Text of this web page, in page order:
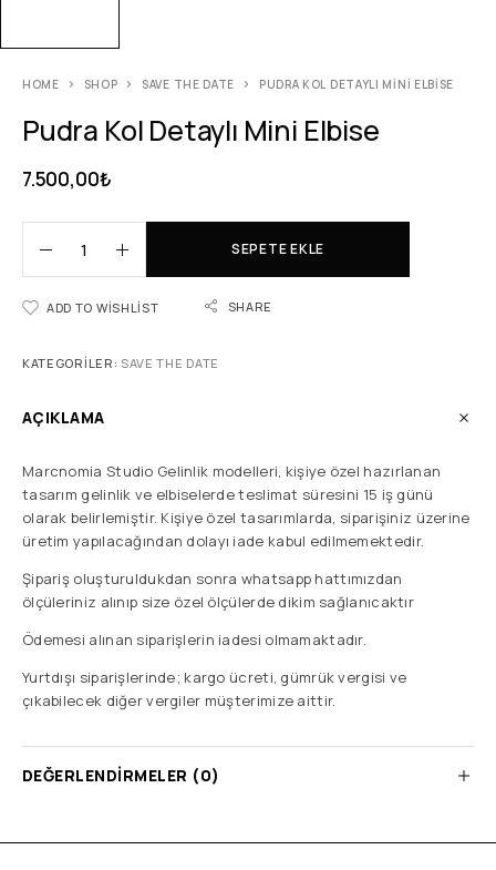
HOME SHOP SAVE THE DATE PUDRA KOL DETAYLI MINI ELBISE
Pudra Kol Detaylı Mini Elbise
7.500,00₺
SEPETE EKLE
ADD TO WISHLIST SHARE
KATEGORILER: SAVE THE DATE
AÇIKLAMA
Marcnomia Studio Gelinlik modelleri, kişiye özel hazırlanan
tasarım gelinlik ve elbiselerde teslimat süresini 15 iş günü
olarak belirlemiştir. Kişiye özel tasarımlarda, siparişiniz üzerine
üretim yapılacağından dolayı iade kabul edilmemektedir.
Şipariş oluşturuldukdan sonra whatsapp hattımızdan
ölçüleriniz alınıp size özel ölçülerde dikim sağlanıcaktır
Ödemesi alınan siparişlerin iadesi olmamaktadır.
Yurtdışı siparişlerinde; kargo ücreti, gümrük vergisi ve
çıkabilecek diğer vergiler müşterimize aittir.
DEĞERLENDIRMELER (0)